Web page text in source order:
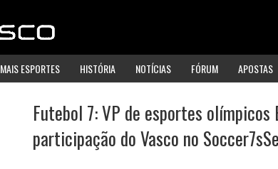
MAIS ESPORTES HISTÓRIA NOTÍCIAS FÓRUM APOSTAS
Futebol 7: VP de esportes olímpicos
participação do Vasco no